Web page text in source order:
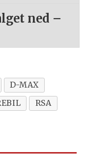
ned –
D-MAX
RSA